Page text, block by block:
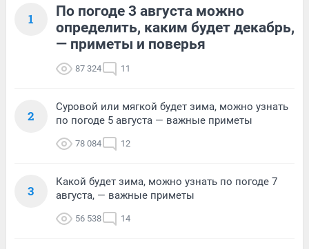
1
По погоде 3 августа можно
определить, каким будет декабрь,
— приметы и поверья
87 324 11
2
Суровой или мягкой будет зима, можно узнать
по погоде 5 августа — важные приметы
78 084 12
3
Какой будет зима, можно узнать по погоде 7
августа, — важные приметы
56 538 14